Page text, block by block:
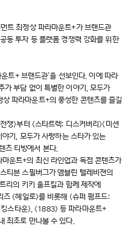
트 최정상 파라마운트+가 브랜드관
동 투자 등 플랫폼 경쟁력 강화를 위한
트+ 브랜드관’을 선보인다. 이에 따라
가 부담 없이 특별한 이야기, 모두가
파라마운트+의 풍성한 콘텐츠를 즐길
쟁>부터 <스타트렉: 디스커버리><미션
기, 모두가 사랑하는 스타가 있는
츠 티빙에서 본다.
마운트+의 최신 라인업과 독점 콘텐츠가
티븐 스필버그가 앰블린 텔레비젼의
리의 키키 울프킬과 함께 제작에
<헤일로>를 비롯해 <슈퍼 펌프드:
스타운>, <1883> 등 파라마운트+
최초로 만나볼 수 있다.